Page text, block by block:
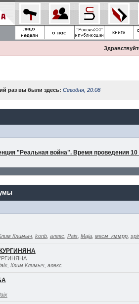
раз вы были здесь: Сегодня, 20:08
"Реальная война". Время проведения 10
Климыч, konb, алекс, Paix, Maja, мксм_кммрр,
, Клим Климыч, алекс